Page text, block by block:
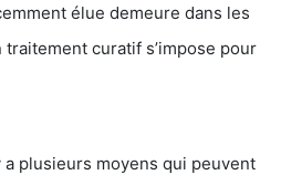
élue demeure dans les
curatif s’impose pour
a plusieurs moyens qui peuvent